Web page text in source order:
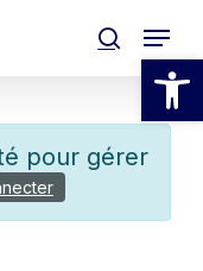
Ouvrir
search
Menu
pour gérer